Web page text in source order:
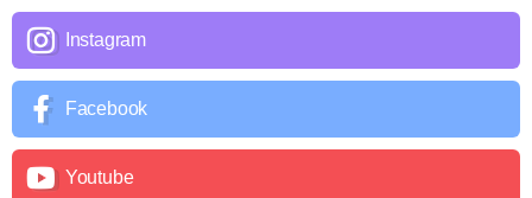
Instagram
Facebook
Youtube